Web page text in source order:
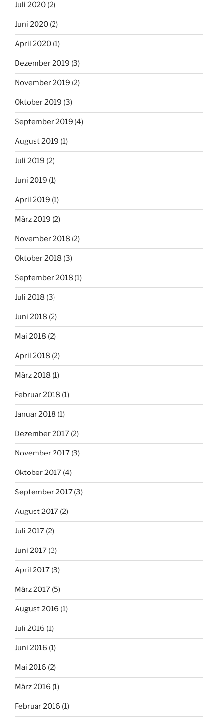
Juli 2020 (2)
Juni 2020 (2)
April 2020 (1)
Dezember 2019 (3)
November 2019 (2)
Oktober 2019 (3)
September 2019 (4)
August 2019 (1)
Juli 2019 (2)
Juni 2019 (1)
April 2019 (1)
März 2019 (2)
November 2018 (2)
Oktober 2018 (3)
September 2018 (1)
Juli 2018 (3)
Juni 2018 (2)
Mai 2018 (2)
April 2018 (2)
März 2018 (1)
Februar 2018 (1)
Januar 2018 (1)
Dezember 2017 (2)
November 2017 (3)
Oktober 2017 (4)
September 2017 (3)
August 2017 (2)
Juli 2017 (2)
Juni 2017 (3)
April 2017 (3)
März 2017 (5)
August 2016 (1)
Juli 2016 (1)
Juni 2016 (1)
Mai 2016 (2)
März 2016 (1)
Februar 2016 (1)